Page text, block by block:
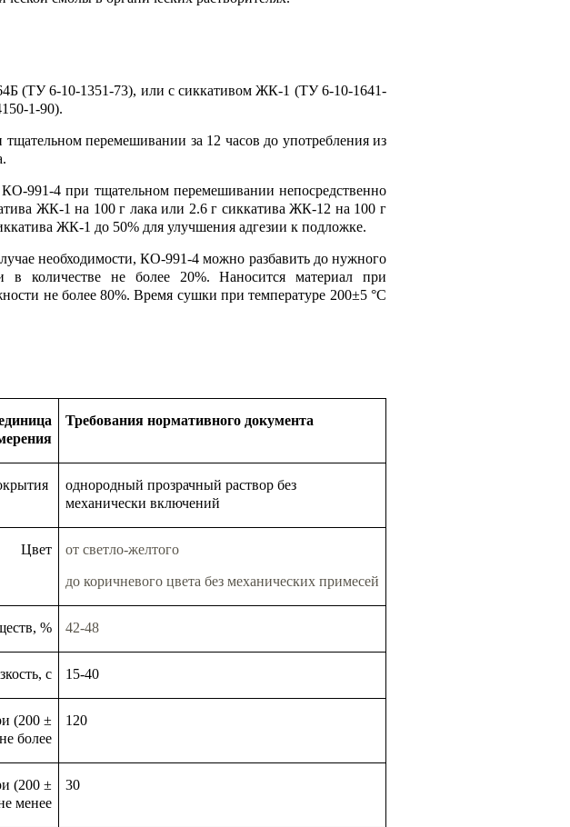
(ТУ 6-10-1351-73), или с сиккативом ЖК-1 (ТУ 6-10-1641-
1-90).
перемешивании за 12 часов до употребления из
991-4 при тщательном перемешивании непосредственно
ЖК-1 на 100 г лака или 2.6 г сиккатива ЖК-12 на 100 г
ЖК-1 до 50% для улучшения адгезии к подложке.
необходимости, КО-991-4 можно разбавить до нужного
в количестве не более 20%. Наносится материал при
не более 80%. Время сушки при температуре 200±5 °С
Требования нормативного документа
однородный прозрачный раствор без
механически включений
Цвет от светло-желтого
до коричневого цвета без механических примесей
% 42-48
с 15-40
(200 ±
более
120
(200 ±
менее
30